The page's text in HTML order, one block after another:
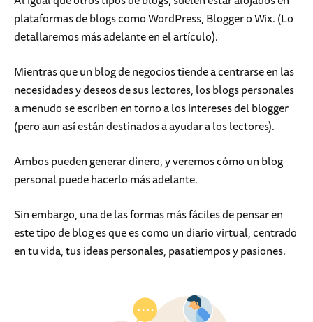
plataformas de blogs como WordPress, Blogger o Wix. (Lo
detallaremos más adelante en el artículo).
Mientras que un blog de negocios tiende a centrarse en las
necesidades y deseos de sus lectores, los blogs personales
a menudo se escriben en torno a los intereses del blogger
(pero aun así están destinados a ayudar a los lectores).
Ambos pueden generar dinero, y veremos cómo un blog
personal puede hacerlo más adelante.
Sin embargo, una de las formas más fáciles de pensar en
este tipo de blog es que es como un diario virtual, centrado
en tu vida, tus ideas personales, pasatiempos y pasiones.